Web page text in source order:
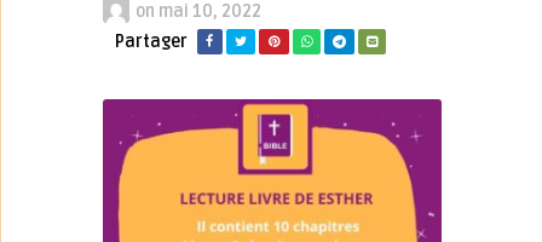
on mai 10, 2022
Partager